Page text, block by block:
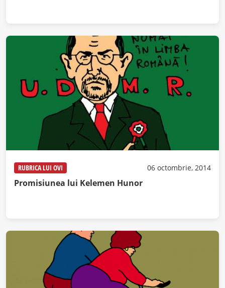
RUBRICA LUI OVI 06 octombrie, 2014
Promisiunea lui Kelemen Hunor